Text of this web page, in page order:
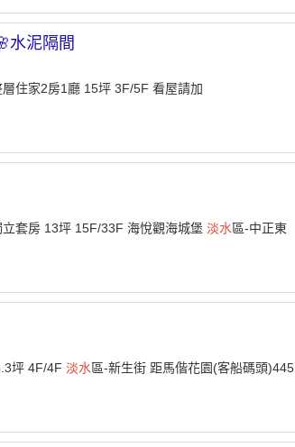
水泥隔間
住家2房1廳 15坪 3F/5F 看屋請加
套房 13坪 15F/33F 海悅觀海城堡 淡水區-中正東
坪 4F/4F 淡水區-新生街 距馬偕花園(客船碼頭)445